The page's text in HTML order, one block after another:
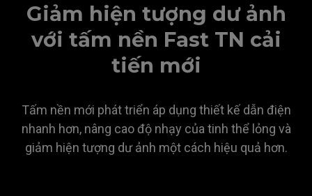
Giảm hiện tượng dư ảnh
với tấm nền Fast TN cải
tiến mới
Tấm nền mới phát triển áp dụng thiết kế dẫn điện
nhanh hơn, nâng cao độ nhạy của tinh thể lỏng và
giảm hiện tượng dư ảnh một cách hiệu quả hơn.